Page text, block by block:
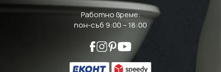
Работно време:
пон-съб 9:00 – 18:00